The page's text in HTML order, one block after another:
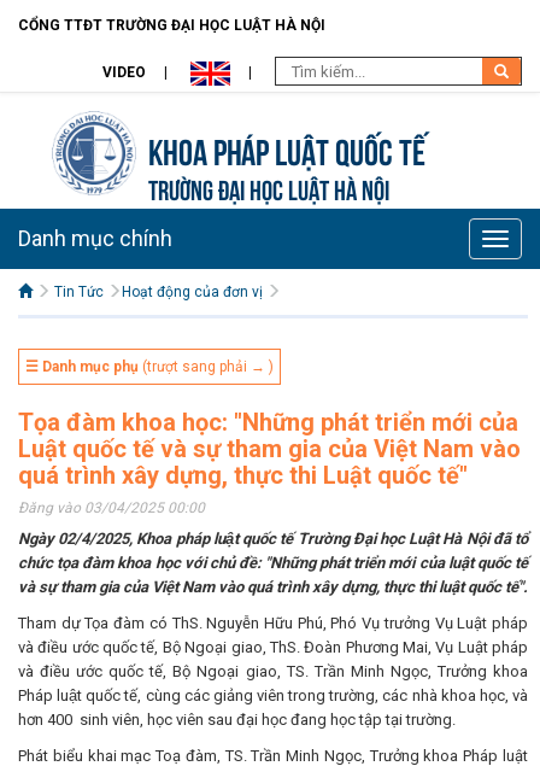
CỔNG TTĐT TRƯỜNG ĐẠI HỌC LUẬT HÀ NỘI
VIDEO
Khoa Pháp Luật Quốc Tế
TRƯỜNG ĐẠI HỌC LUẬT HÀ NỘI
Toggle
Danh mục chính
Tin Tức Hoạt động của đơn vị
☰ Danh mục phụ (trượt sang phải → )
Tọa đàm khoa học: "Những phát triển mới của
Luật quốc tế và sự tham gia của Việt Nam vào
quá trình xây dựng, thực thi Luật quốc tế"
Đăng vào 03/04/2025 00:00
Ngày 02/4/2025, Khoa pháp luật quốc tế Trường Đại học Luật Hà Nộiđãtổ
chức tọa đàm khoa học với chủ đề: "Những phát triển mới của luật quốc tế
và sự tham gia của Việt Nam vào quá trình xây dựng, thực thi luật quốc tế".
Tham dự Tọa đàm có ThS. Nguyễn Hữu Phú, Phó Vụ trưởng Vụ Luật pháp
và điều ước quốc tế, Bộ Ngoại giao, ThS. Đoàn Phương Mai, Vụ Luật pháp
và điều ước quốc tế, Bộ Ngoại giao, TS. Trần Minh Ngọc, Trưởng khoa
Pháp luật quốc tế, cùng các giảng viên trong trường, các nhà khoa học, và
hơn 400 sinh viên, học viên sau đại học đang học tập tại trường.
Phát biểu khai mạc Toạ đàm, TS. Trần Minh Ngọc, Trưởng khoa Pháp luật